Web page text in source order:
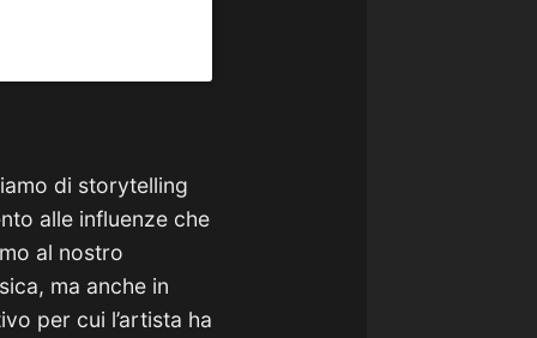
di storytelling
alle influenze che
al nostro
ma anche in
per cui l’artista ha